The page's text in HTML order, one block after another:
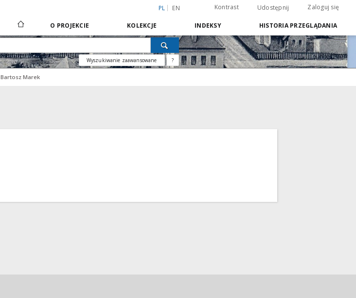
PL EN Kontrast Udostępnij Zaloguj się
O PROJEKCIE KOLEKCJE INDEKSY HISTORIA PRZEGLĄDANIA
Wyszukiwanie zaawansowane ?
Bartosz Marek